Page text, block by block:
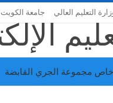
التعليم العالي جامعة الكويت
خاص مجموعة الجري القابضة